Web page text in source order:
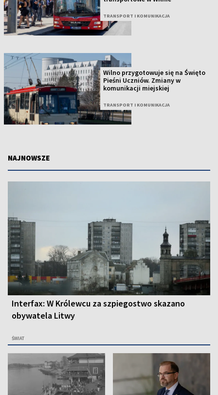
TRANSPORT I KOMUNIKACJA
Wilno przygotowuje się na Święto
Pieśni Uczniów. Zmiany w
komunikacji miejskiej
TRANSPORT I KOMUNIKACJA
NAJNOWSZE
Interfax: W Królewcu za szpiegostwo skazano
obywatela Litwy
ŚWIAT